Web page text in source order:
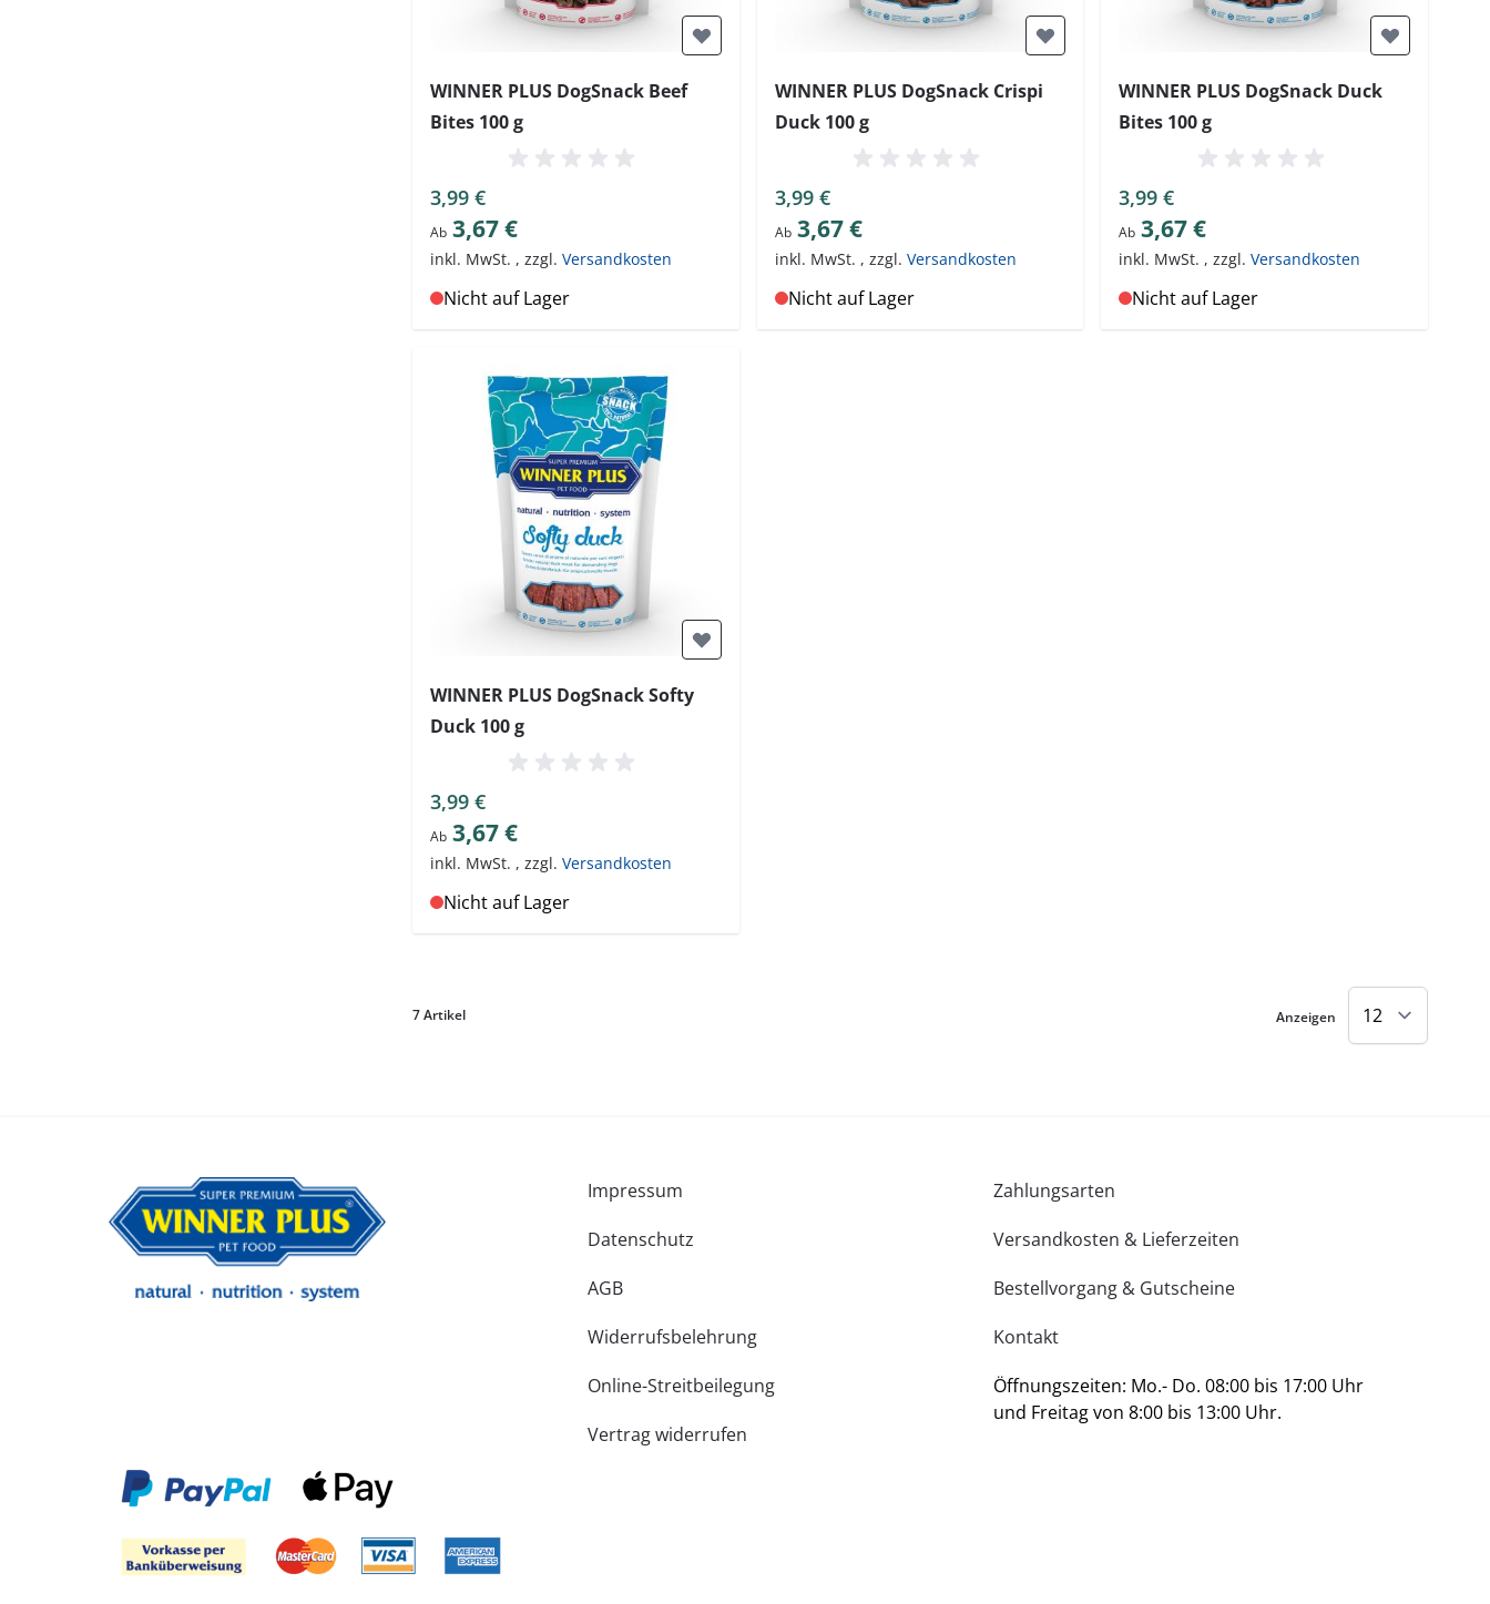
WINNER PLUS DogSnack Beef
Bites 100 g
3,99 €
Ab 3,67 €
inkl. MwSt. , zzgl. Versandkosten
Nicht auf Lager
WINNER PLUS DogSnack Crispi
Duck 100 g
3,99 €
Ab 3,67 €
inkl. MwSt. , zzgl. Versandkosten
Nicht auf Lager
WINNER PLUS DogSnack Duck
Bites 100 g
3,99 €
Ab 3,67 €
inkl. MwSt. ,zzgl.Versandkosten
Nicht auf Lager
WINNER PLUS DogSnack Softy
Duck 100 g
3,99 €
Ab 3,67 €
inkl. MwSt. , zzgl. Versandkosten
Nicht auf Lager
7Artikel Anzeigen
Impressum
Datenschutz
AGB
Widerrufsbelehrung
Online-Streitbeilegung
Vertrag widerrufen
Zahlungsarten
Versandkosten & Lieferzeiten
Bestellvorgang & Gutscheine
Kontakt
Öffnungszeiten: Mo.- Do. 08:00 bis 17:00 Uhr
und Freitag von 8:00 bis 13:00 Uhr.